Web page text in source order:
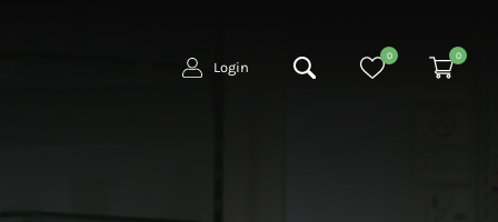
Login
0 0